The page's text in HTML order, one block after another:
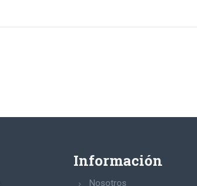
Información
Nosotros